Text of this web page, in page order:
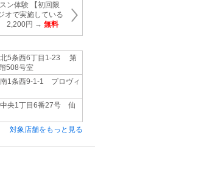
ン体験 【初回限
オで実施している
2,200円 → 無料
北5条西6丁目1-23 第
508号室
1条西9-1-1 プロヴィ
央1丁目6番27号 仙
対象店舗をもっと見る